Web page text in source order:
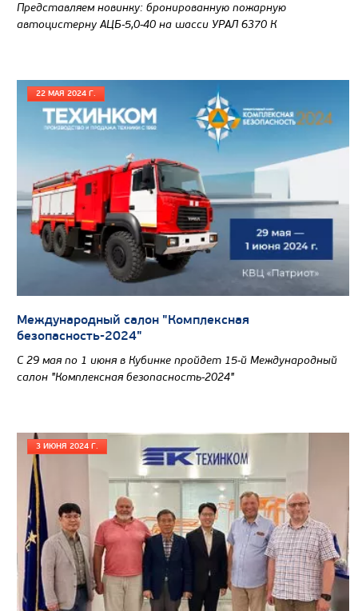
Представляем новинку: бронированную пожарную
автоцистерну АЦБ-5,0-40 на шасси УРАЛ 6370 К
22 МАЯ 2024 Г.
Международный салон "Комплексная
безопасность-2024"
С 29 мая по 1 июня в Кубинке пройдет 15-й Международный
салон "Комплексная безопасность-2024"
3 ИЮНЯ 2024 Г.